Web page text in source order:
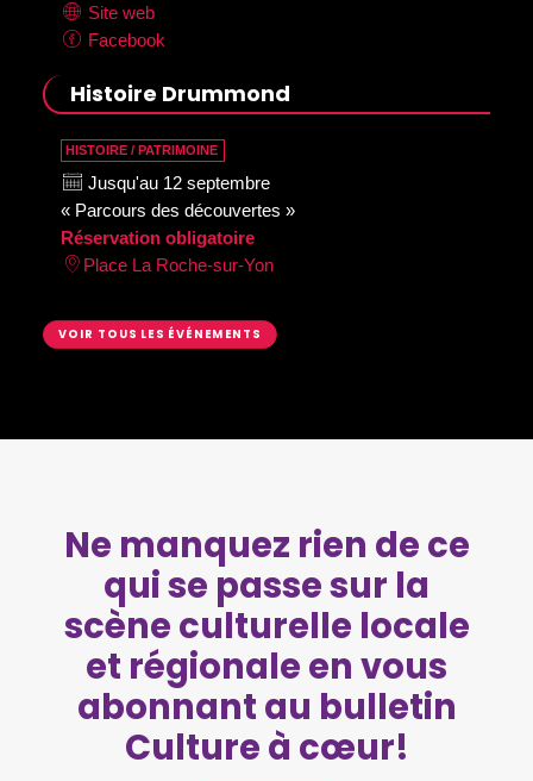
Site web
Facebook
Histoire Drummond
HISTOIRE / PATRIMOINE
Jusqu'au 12 septembre
« Parcours des découvertes »
Réservation obligatoire
Place La Roche-sur-Yon
VOIR TOUS LES ÉVÉNEMENTS
Ne manquez rien de ce
qui se passe sur la
scène culturelle locale
et régionale en vous
abonnant au bulletin
Culture à cœur!